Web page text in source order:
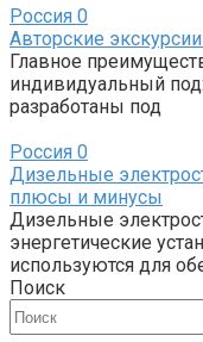
Россия 0
Авторские
Главное
индивидуальный
разработаны под
Россия 0
Дизельные
плюсы и минусы
Дизельные
энергетические
используются для
Поиск